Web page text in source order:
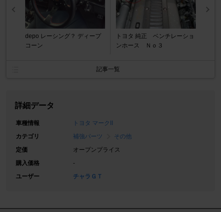
depo レーシング？ ディープ
コーン
トヨタ 純正 ベンチレーショ
ンホース Ｎｏ３
記事一覧
詳細データ
車種情報
トヨタ マークII
カテゴリ
補強パーツ
その他
定価
オープンプライス
購入価格
-
ユーザー
チャラＧＴ